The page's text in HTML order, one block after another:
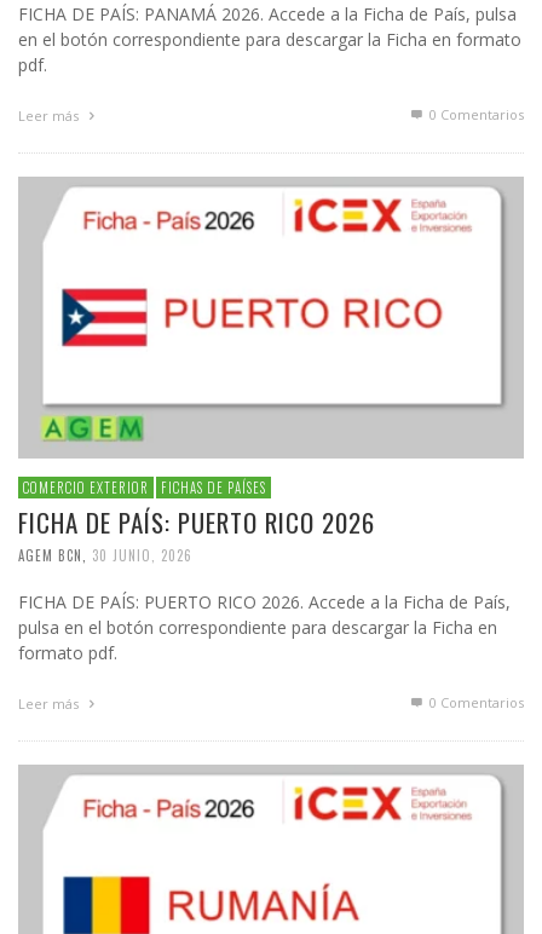
FICHA DE PAÍS: PANAMÁ 2026. Accede a la Ficha de País, pulsa
en el botón correspondiente para descargar la Ficha en formato
pdf.
Leer más 0 Comentarios
COMERCIO EXTERIOR FICHAS DE PAÍSES
FICHA DE PAÍS: PUERTO RICO 2026
AGEM BCN 30 JUNIO, 2026
FICHA DE PAÍS: PUERTO RICO 2026. Accede a la Ficha de País,
pulsa en el botón correspondiente para descargar la Ficha en
formato pdf.
Leer más 0 Comentarios